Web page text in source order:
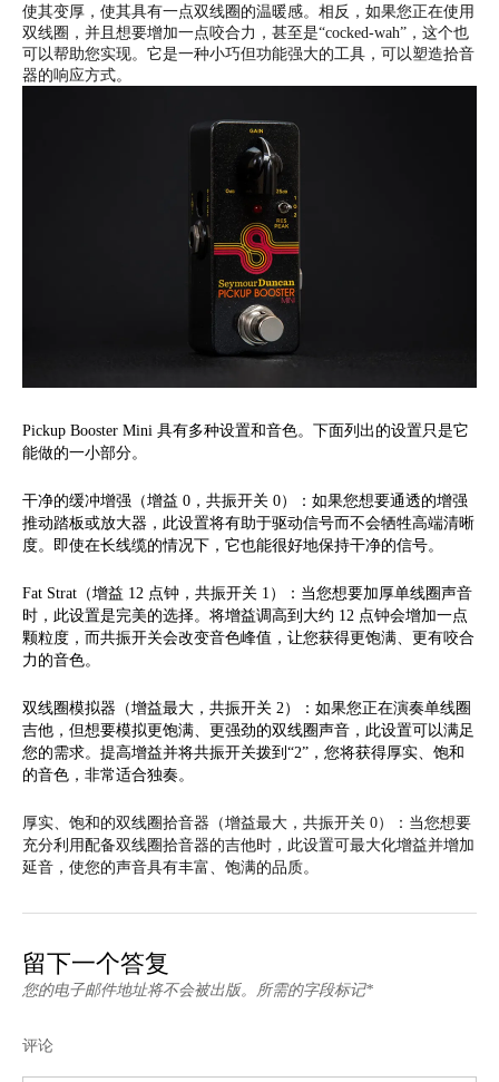
使其变厚，使其具有一点双线圈的温暖感。相反，如果您正在使用
双线圈，并且想要增加一点咬合力，甚至是“cocked-wah”，这个也
可以帮助您实现。它是一种小巧但功能强大的工具，可以塑造拾音
器的响应方式。
Pickup Booster Mini 具有多种设置和音色。下面列出的设置只是它
能做的一小部分。
干净的缓冲增强（增益 0，共振开关 0）：如果您想要通透的增强
推动踏板或放大器，此设置将有助于驱动信号而不会牺牲高端清晰
度。即使在长线缆的情况下，它也能很好地保持干净的信号。
Fat Strat（增益 12 点钟，共振开关 1）：当您想要加厚单线圈声音
时，此设置是完美的选择。将增益调高到大约 12 点钟会增加一点
颗粒度，而共振开关会改变音色峰值，让您获得更饱满、更有咬合
力的音色。
双线圈模拟器（增益最大，共振开关 2）：如果您正在演奏单线圈
吉他，但想要模拟更饱满、更强劲的双线圈声音，此设置可以满足
您的需求。提高增益并将共振开关拨到“2”，您将获得厚实、饱和
的音色，非常适合独奏。
厚实、饱和的双线圈拾音器（增益最大，共振开关 0）：当您想要
充分利用配备双线圈拾音器的吉他时，此设置可最大化增益并增加
延音，使您的声音具有丰富、饱满的品质。
留下一个答复
您的电子邮件地址将不会被出版。所需的字段标记*
评论